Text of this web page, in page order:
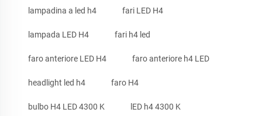
lampadina a led h4 fari LED H4
lampada LED H4 fari h4 led
faro anteriore LED H4 faro anteriore h4 LED
headlight led h4 faro H4
bulbo H4 LED 4300 K lED h4 4300 K